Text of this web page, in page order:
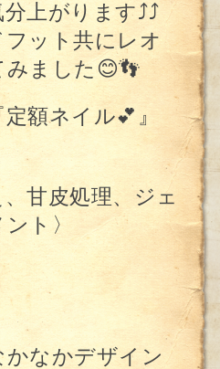
上がります⤴︎⤴︎
ット共にレオ
ました 😊👣
定額ネイル💕 』
甘皮処理、ジェ
ト〉
なかデザイン